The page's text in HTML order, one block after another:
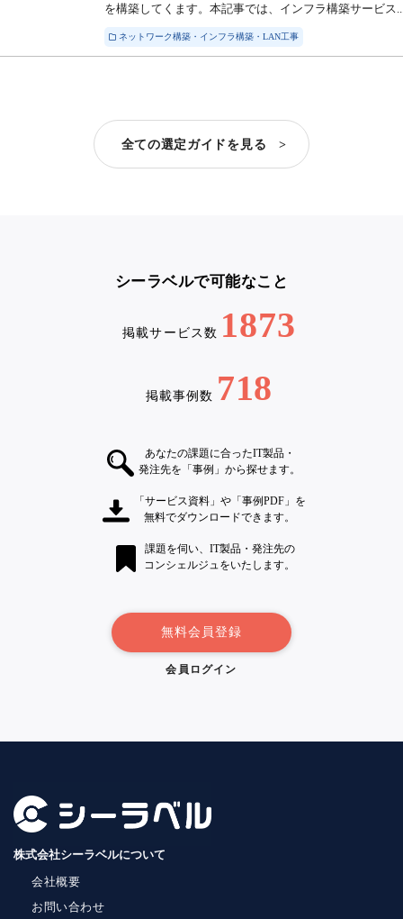
を構築してくます。本記事では、インフラ構築サービス
ネットワーク構築・インフラ構築・LAN工事
全ての選定ガイドを見る >
シーラベルで可能なこと
掲載サービス数 1873
掲載事例数 718
あなたの課題に合ったIT製品・
発注先を「事例」から探せます。
「サービス資料」や「事例PDF」を
無料でダウンロードできます。
課題を伺い、IT製品・発注先の
コンシェルジュをいたします。
無料会員登録
会員ログイン
株式会社シーラベルについて
会社概要
お問い合わせ